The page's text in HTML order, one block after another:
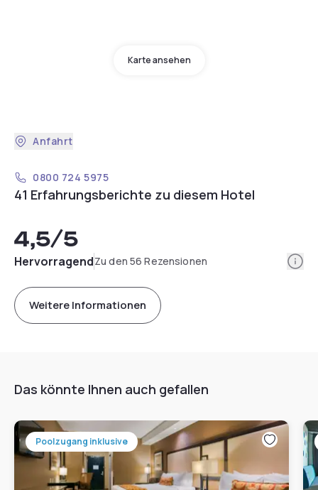
Karte ansehen
Anfahrt
0800 724 5975
41 Erfahrungsberichte zu diesem Hotel
4,5/5
HervorragendZu den 56 Rezensionen
Weitere Informationen
Das könnte Ihnen auch gefallen
Poolzugang inklusive